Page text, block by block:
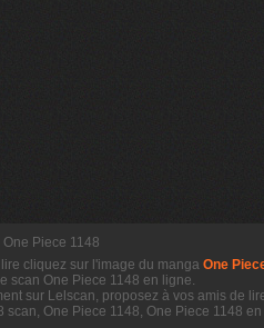
Piece 1148
lire cliquez sur l'image du manga One
scan One Piece 1148 en ligne.
sur Lelscan, proposez à vos amis de
scan, One Piece 1148, One Piece 1148